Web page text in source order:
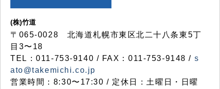
(株)竹道
〒065-0028 北海道札幌市東区北二十八条東5丁
目3〜18
TEL：011-753-9140 / FAX：011-753-9148 / s
ato@takemichi.co.jp
営業時間：8:30〜17:30 / 定休日：土曜日・日曜